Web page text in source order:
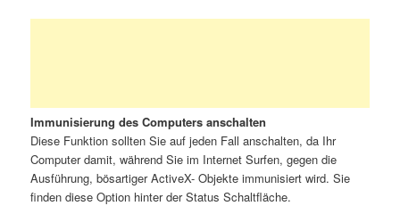
Immunisierung des Computers anschalten
Diese Funktion sollten Sie auf jeden Fall anschalten, da Ihr
Computer damit, während Sie im Internet Surfen, gegen die
Ausführung, bösartiger ActiveX- Objekte immunisiert wird. Sie
finden diese Option hinter der Status Schaltfläche.